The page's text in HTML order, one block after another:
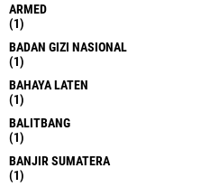
ARMED
(1)
BADAN GIZI NASIONAL
(1)
BAHAYA LATEN
(1)
BALITBANG
(1)
BANJIR SUMATERA
(1)